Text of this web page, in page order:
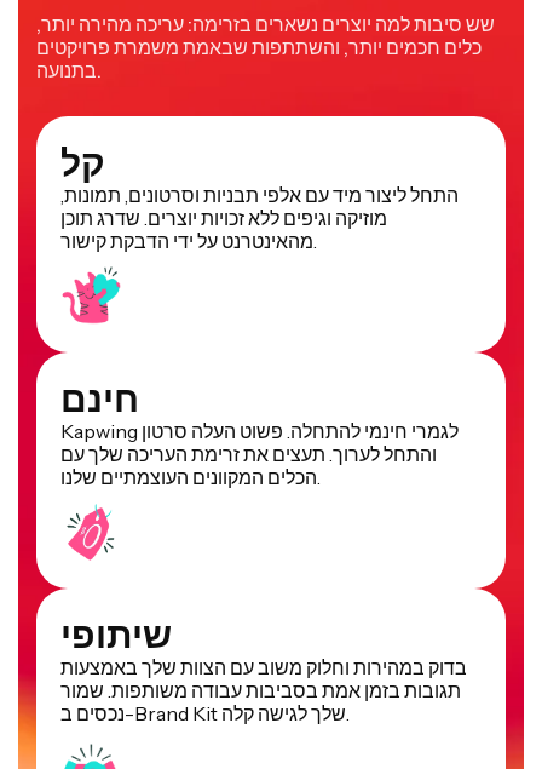
שש סיבות למה יוצרים נשארים בזרימה: עריכה מהירה יותר,
כלים חכמים יותר, והשתתפות שבאמת משמרת פרויקטים
בתנועה.
קל
התחל ליצור מיד עם אלפי תבניות וסרטונים, תמונות,
מוזיקה וגיפים ללא זכויות יוצרים. שדרג תוכן
חינם
Kapwing לגמרי חינמי להתחלה. פשוט העלה סרטון
והתחל לערוך. תעצים את זרימת העריכה שלך עם
שיתופי
בדוק במהירות וחלוק משוב עם הצוות שלך באמצעות
תגובות בזמן אמת בסביבות עבודה משותפות. שמור